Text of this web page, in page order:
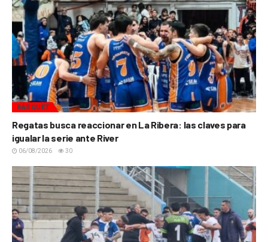
BÁSQUET
Regatas busca reaccionar en La Ribera: las claves para
igualar la serie ante River
06/08/2026 30